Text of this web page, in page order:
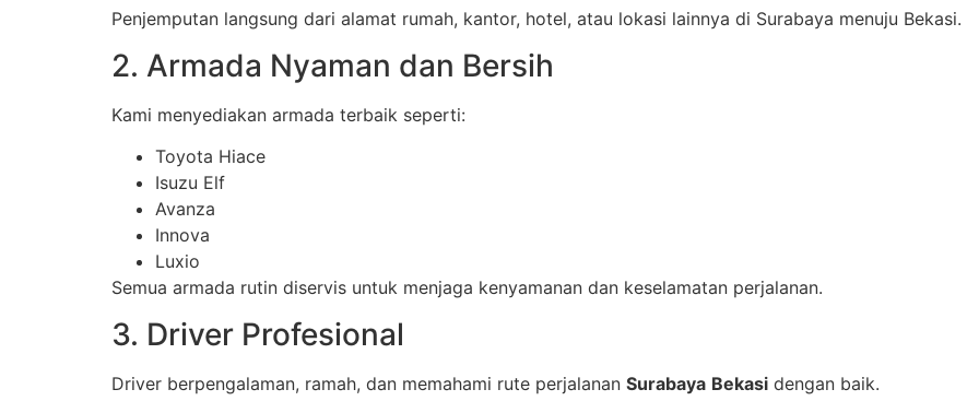
Penjemputan langsung dari alamat rumah, kantor, hotel, atau lokasi lainnya di Surabaya menuju Bekasi.
2. Armada Nyaman dan Bersih
Kami menyediakan armada terbaik seperti:
Toyota Hiace
Isuzu Elf
Avanza
Innova
Luxio
Semua armada rutin diservis untuk menjaga kenyamanan dan keselamatan perjalanan.
3. Driver Profesional
Driver berpengalaman, ramah, dan memahami rute perjalanan Surabaya Bekasi dengan baik.